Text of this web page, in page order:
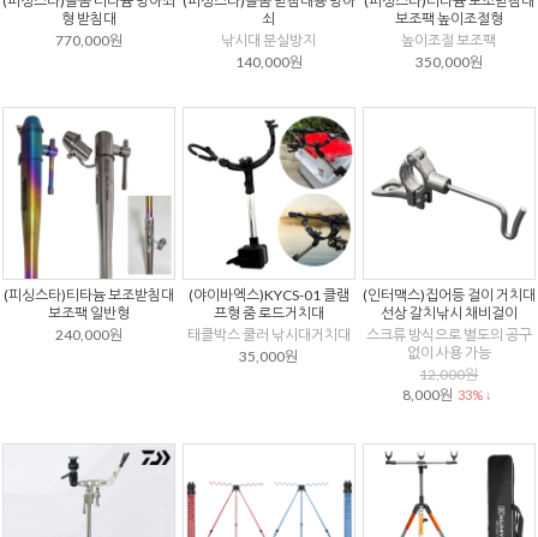
형 받침대
770,000원
쇠
낚시대 분실방지
140,000원
보조팩 높이조절형
높이조절 보조팩
350,000원
(피싱스타)티타늄 보조받침대
보조팩 일반형
240,000원
(야이바엑스)KYCS-01 클램
프형 줌 로드거치대
태클박스 쿨러 낚시대거치대
35,000원
(인터맥스)집어등 걸이 거치대
선상 갈치낚시 채비걸이
스크류 방식으로 별도의 공구
없이 사용 가능
12,000원
8,000원 33% ↓